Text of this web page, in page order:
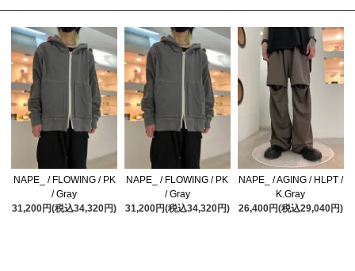
NAPE_ / FLOWING / PK
/ Gray
31,200円(税込34,320円)
NAPE_ / FLOWING / PK
/ Gray
31,200円(税込34,320円)
NAPE_ / AGING / HLPT /
K.Gray
26,400円(税込29,040円)